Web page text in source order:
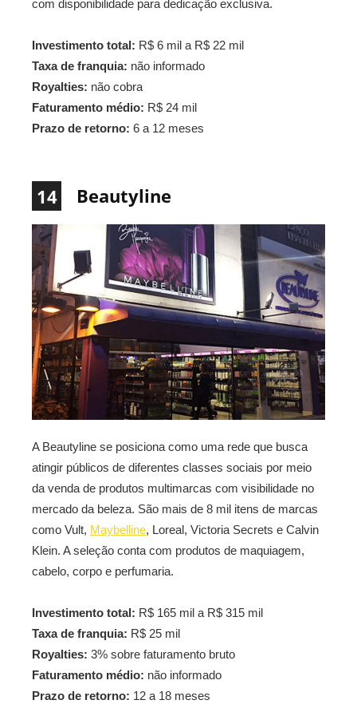
com disponibilidade para dedicação exclusiva.
Investimento total: R$ 6 mil a R$ 22 mil
Taxa de franquia: não informado
Royalties: não cobra
Faturamento médio: R$ 24 mil
Prazo de retorno: 6 a 12 meses
14 Beautyline
A Beautyline se posiciona como uma rede que busca
atingir públicos de diferentes classes sociais por meio
da venda de produtos multimarcas com visibilidade no
mercado da beleza. São mais de 8 mil itens de marcas
como Vult, Maybelline, Loreal, Victoria Secrets e Calvin
Klein. A seleção conta com produtos de maquiagem,
cabelo, corpo e perfumaria.
Investimento total: R$ 165 mil a R$ 315 mil
Taxa de franquia: R$ 25 mil
Royalties: 3% sobre faturamento bruto
Faturamento médio: não informado
Prazo de retorno: 12 a 18 meses